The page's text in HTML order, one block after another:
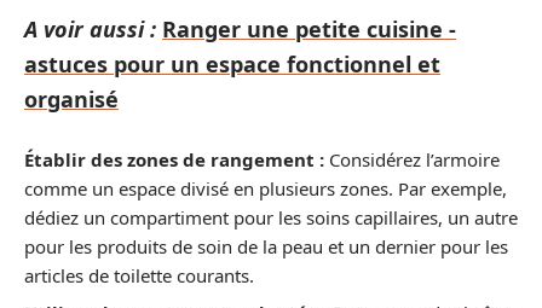
A voir aussi : Ranger une petite cuisine -
astuces pour un espace fonctionnel et
organisé
Établir des zones de rangement : Considérez l’armoire
comme un espace divisé en plusieurs zones. Par exemple,
dédiez un compartiment pour les soins capillaires, un autre
pour les produits de soin de la peau et un dernier pour les
articles de toilette courants.